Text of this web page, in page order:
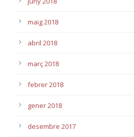
maig 2018
abril 2018
març 2018
febrer 2018
gener 2018
desembre 2017